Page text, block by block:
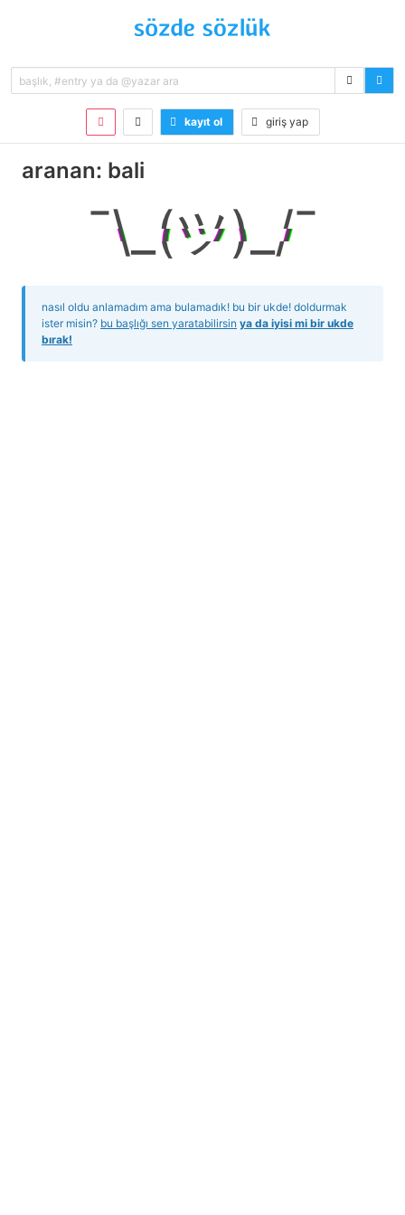
kayıt ol giriş yap
aranan: bali
¯\_(ツ)_/¯
nasıl oldu anlamadım ama bulamadık! bu bir ukde! doldurmak
ister misin? bu başlığı sen yaratabilirsin ya da iyisi mi bir ukde
bırak!